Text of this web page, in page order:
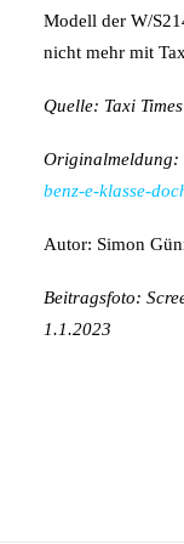
Modell der W/
nicht mehr mit
Quelle: Taxi Times
Originalmeldung:
benz-e-klasse-
Autor: Simon
Beitragsfoto:
1.1.2023